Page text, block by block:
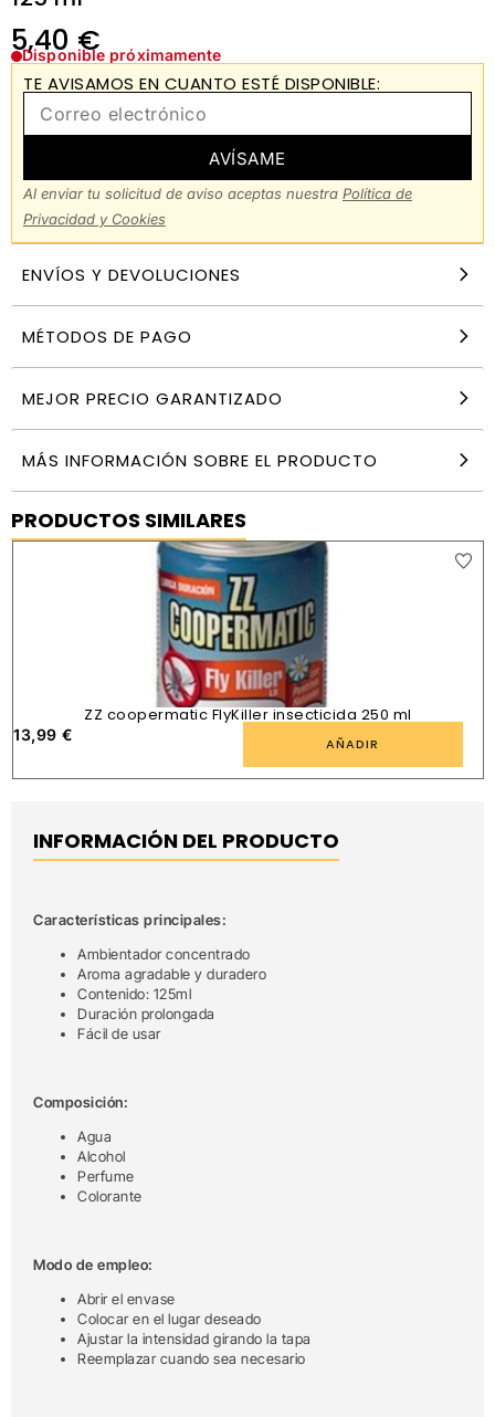
5,40 €
Disponible próximamente
TE AVISAMOS EN CUANTO ESTÉ DISPONIBLE:
AVÍSAME
Al enviar tu solicitud de aviso aceptas nuestra Política de
Privacidad y Cookies
ENVÍOS Y DEVOLUCIONES
MÉTODOS DE PAGO
MEJOR PRECIO GARANTIZADO
MÁS INFORMACIÓN SOBRE EL PRODUCTO
PRODUCTOS SIMILARES
ZZ coopermatic FlyKiller insecticida 250 ml
13,99 € AÑADIR
INFORMACIÓN DEL PRODUCTO
Características principales:
Ambientador concentrado
Aroma agradable y duradero
Contenido: 125ml
Duración prolongada
Fácil de usar
Composición:
Agua
Alcohol
Perfume
Colorante
Modo de empleo:
Abrir el envase
Colocar en el lugar deseado
Ajustar la intensidad girando la tapa
Reemplazar cuando sea necesario